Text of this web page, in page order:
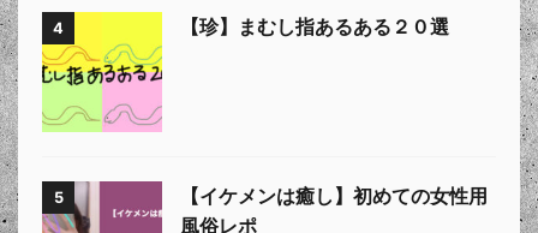
4 【珍】まむし指あるある２０選
5
【イケメンは癒し】初めての女性用
風俗レポ